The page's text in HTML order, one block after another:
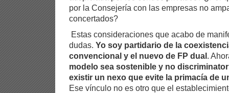
por la Consejería con las empresas no
concertados?
Estas consideraciones que acabo de
dudas. Yo soy partidario de la
convencional y el nuevo de FP dual.
modelo sea sostenible y no
existir un nexo que evite la primacía de
Ese vínculo no es otro que el